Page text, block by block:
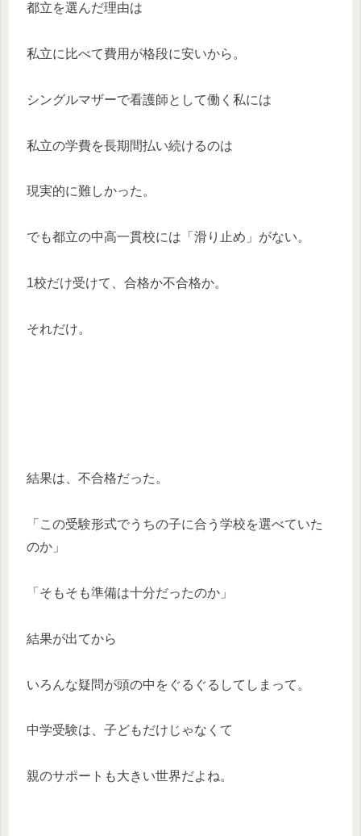
都立を選んだ理由は
私立に比べて費用が格段に安いから。
シングルマザーで看護師として働く私には
私立の学費を長期間払い続けるのは
現実的に難しかった。
でも都立の中高一貫校には「滑り止め」がない。
1校だけ受けて、合格か不合格か。
それだけ。
結果は、不合格だった。
「この受験形式でうちの子に合う学校を選べていた
のか」
「そもそも準備は十分だったのか」
結果が出てから
いろんな疑問が頭の中をぐるぐるしてしまって。
中学受験は、子どもだけじゃなくて
親のサポートも大きい世界だよね。